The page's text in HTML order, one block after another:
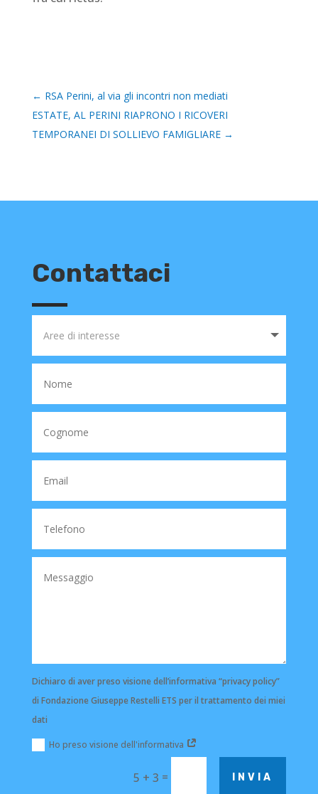
← RSA Perini, al via gli incontri non mediati
ESTATE, AL PERINI RIAPRONO I RICOVERI
TEMPORANEI DI SOLLIEVO FAMIGLIARE→
Contattaci
Dichiaro di aver preso visione dell’informativa “privacy policy”
di Fondazione Giuseppe Restelli ETS per il trattamento dei miei
dati
Ho preso visione dell'informativa
5 + 3 = INVIA